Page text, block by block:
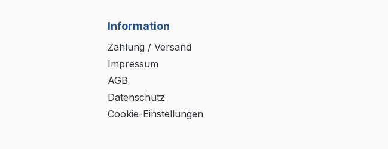
Information
Zahlung / Versand
Impressum
AGB
Datenschutz
Cookie-Einstellungen